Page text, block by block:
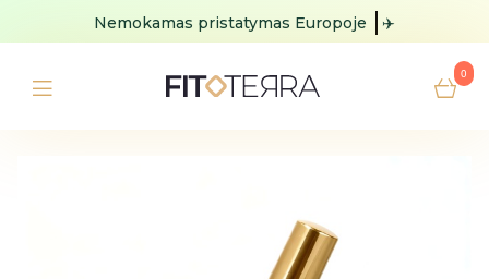
Nemokamas pristatymas Europoje ✈️
0